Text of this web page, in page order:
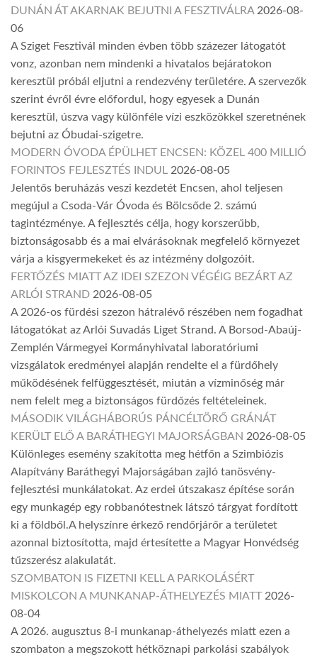
DUNÁN ÁT AKARNAK BEJUTNI A FESZTIVÁLRA 2026-08-
06
A Sziget Fesztivál minden évben több százezer látogatót
vonz, azonban nem mindenki a hivatalos bejáratokon
keresztül próbál eljutni a rendezvény területére. A szervezők
szerint évről évre előfordul, hogy egyesek a Dunán
keresztül, úszva vagy különféle vízi eszközökkel szeretnének
bejutni az Óbudai-szigetre.
MODERN ÓVODA ÉPÜLHET ENCSEN: KÖZEL 400 MILLIÓ
FORINTOS FEJLESZTÉS INDUL 2026-08-05
Jelentős beruházás veszi kezdetét Encsen, ahol teljesen
megújul a Csoda-Vár Óvoda és Bölcsőde 2. számú
tagintézménye. A fejlesztés célja, hogy korszerűbb,
biztonságosabb és a mai elvárásoknak megfelelő környezet
várja a kisgyermekeket és az intézmény dolgozóit.
FERTŐZÉS MIATT AZ IDEI SZEZON VÉGÉIG BEZÁRT AZ
ARLÓI STRAND 2026-08-05
A 2026-os fürdési szezon hátralévő részében nem fogadhat
látogatókat az Arlói Suvadás Liget Strand. A Borsod-Abaúj-
Zemplén Vármegyei Kormányhivatal laboratóriumi
vizsgálatok eredményei alapján rendelte el a fürdőhely
működésének felfüggesztését, miután a vízminőség már
nem felelt meg a biztonságos fürdőzés feltételeinek.
MÁSODIK VILÁGHÁBORÚS PÁNCÉLTÖRŐ GRÁNÁT
KERÜLT ELŐ A BARÁTHEGYI MAJORSÁGBAN 2026-08-05
Különleges esemény szakította meg hétfőn a Szimbiózis
Alapítvány Baráthegyi Majorságában zajló tanösvény-
fejlesztési munkálatokat. Az erdei útszakasz építése során
egy munkagép egy robbanótestnek látszó tárgyat fordított
ki a földből.A helyszínre érkező rendőrjárőr a területet
azonnal biztosította, majd értesítette a Magyar Honvédség
tűzszerész alakulatát.
SZOMBATON IS FIZETNI KELL A PARKOLÁSÉRT
MISKOLCON A MUNKANAP-ÁTHELYEZÉS MIATT 2026-
08-04
A 2026. augusztus 8-i munkanap-áthelyezés miatt ezen a
szombaton a megszokott hétköznapi parkolási szabályok